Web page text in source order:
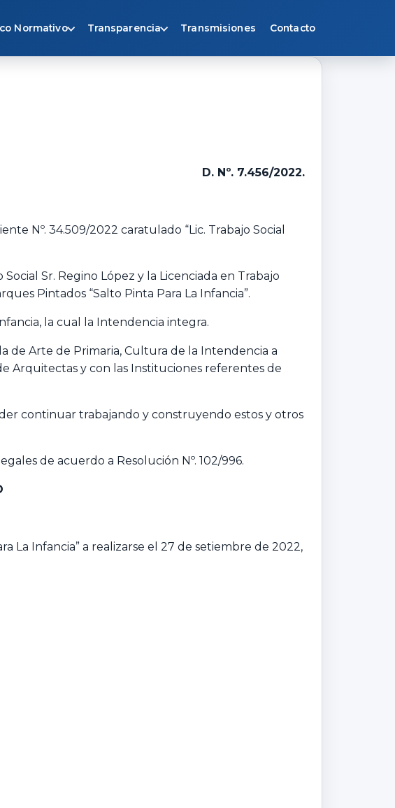
Normativo Transparencia Transmisiones Contacto
D. Nº. 7.456/2022.
Nº. 34.509/2022 caratulado “Lic. Trabajo Social
Sr. Regino López y la Licenciada en Trabajo
Pintados “Salto Pinta Para La Infancia”.
la cual la Intendencia integra.
de Arte de Primaria, Cultura de la Intendencia a
Arquitectas y con las Instituciones referentes de
continuar trabajando y construyendo estos y otros
de acuerdo a Resolución Nº. 102/996.
La Infancia” a realizarse el 27 de setiembre de 2022,